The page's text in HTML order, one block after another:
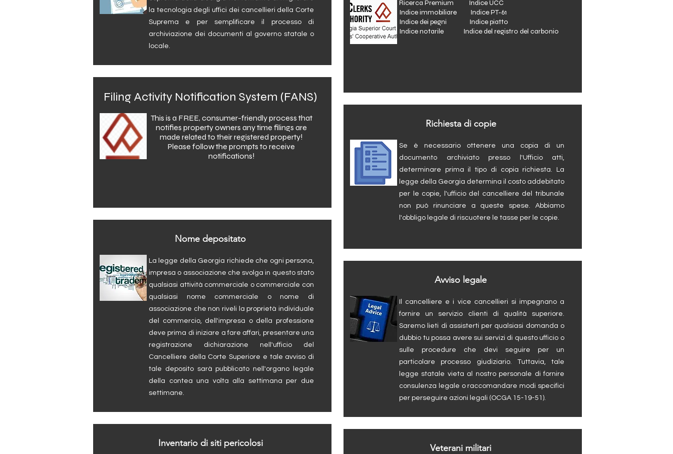
la tecnologia degli uffici dei cancellieri della Corte
Suprema e per semplificare il processo di
archiviazione dei documenti al governo statale o
locale.
Filing Activity Notification System (FANS)
This is a FREE, consumer-friendly process that
notifies property owners any time filings are
made related to their registered property!
Please follow the prompts to receive
notifications!
Nome depositato
La legge della Georgia richiede che ogni persona,
impresa o associazione che svolga in questo stato
qualsiasi attività commerciale o commerciale con
qualsiasi nome commerciale o nome di
associazione che non riveli la proprietà individuale
del commercio, dell'impresa o della professione
deve prima di iniziare a fare affari, presentare una
registrazione dichiarazione nell'ufficio del
Cancelliere della Corte Superiore e tale avviso di
tale deposito sarà pubblicato nell'organo legale
della contea una volta alla settimana per due
settimane.
Inventario di siti pericolosi
Ricerca Premium Indice UCC
Indice immobiliare Indice PT-61
Indice dei pegni Indice piatto
Indice notarile Indice del registro del carbonio
Richiesta di copie
Se è necessario ottenere una copia di un
documento archiviato presso l'Ufficio atti,
determinare prima il tipo di copia richiesta. La
legge della Georgia determina il costo addebitato
per le copie, l'ufficio del cancelliere del tribunale
non può rinunciare a queste spese. Abbiamo
l'obbligo legale di riscuotere le tasse per le copie.
Avviso legale
Il cancelliere e i vice cancellieri si impegnano a
fornire un servizio clienti di qualità superiore.
Saremo lieti di assisterti per qualsiasi domanda o
dubbio tu possa avere sui servizi di questo ufficio o
sulle procedure che devi seguire per un
particolare processo giudiziario. Tuttavia, tale
legge statale vieta al nostro personale di fornire
consulenza legale o raccomandare modi specifici
per perseguire azioni legali (OCGA 15-19-51).
Veterani militari